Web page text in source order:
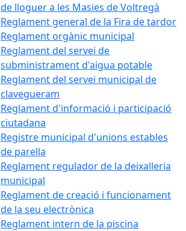
de lloguer a les Masies de Voltregà
Reglament general de la Fira de tardor
Reglament orgànic municipal
Reglament del servei de
subministrament d'aigua potable
Reglament del servei municipal de
clavegueram
Reglament d'informació i participació
ciutadana
Registre municipal d'unions estables
de parella
Reglament regulador de la deixalleria
municipal
Reglament de creació i funcionament
de la seu electrònica
Reglament intern de la piscina